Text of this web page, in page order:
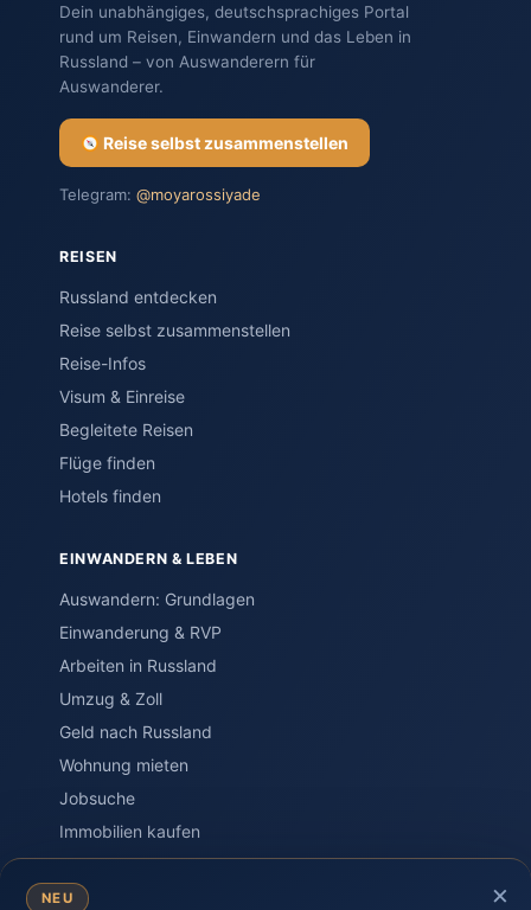
Dein unabhängiges, deutschsprachiges Portal
rund um Reisen, Einwandern und das Leben in
Russland – von Auswanderern für
Auswanderer.
Reise selbst zusammenstellen
Telegram: @moyarossiyade
REISEN
Russland entdecken
Reise selbst zusammenstellen
Reise-Infos
Visum & Einreise
Begleitete Reisen
Flüge finden
Hotels finden
EINWANDERN & LEBEN
Auswandern: Grundlagen
Einwanderung & RVP
Arbeiten in Russland
Umzug & Zoll
Geld nach Russland
Wohnung mieten
Jobsuche
Immobilien kaufen
SPRACHE & PORTAL ×
NEU